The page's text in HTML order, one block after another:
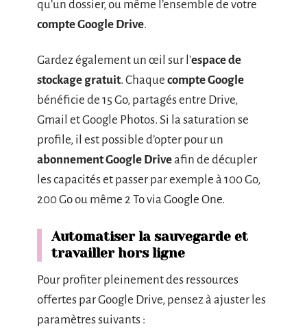
qu’un dossier, ou même l’ensemble de votre
compte Google Drive.
Gardez également un œil sur l’espace de
stockage gratuit. Chaque compte Google
bénéficie de 15 Go, partagés entre Drive,
Gmail et Google Photos. Si la saturation se
profile, il est possible d’opter pour un
abonnement Google Driveafin de décupler
les capacités et passer par exemple à 100 Go,
200 Go ou même 2 To via Google One.
Automatiser la sauvegarde et
travailler hors ligne
Pour profiter pleinement des ressources
offertes par Google Drive, pensez à ajuster les
paramètres suivants :